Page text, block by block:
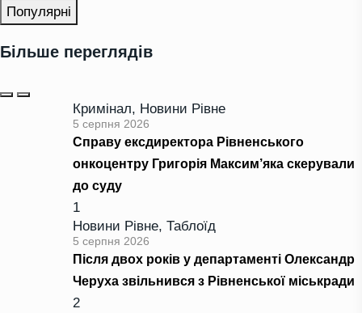
Популярні
Більше переглядів
Кримінал, Новини Рівне
5 серпня 2026
Справу ексдиректора Рівненського
онкоцентру Григорія Максим’яка скерували
до суду
1
Новини Рівне, Таблоїд
5 серпня 2026
Після двох років у департаменті Олександр
Черуха звільнився з Рівненської міськради
2